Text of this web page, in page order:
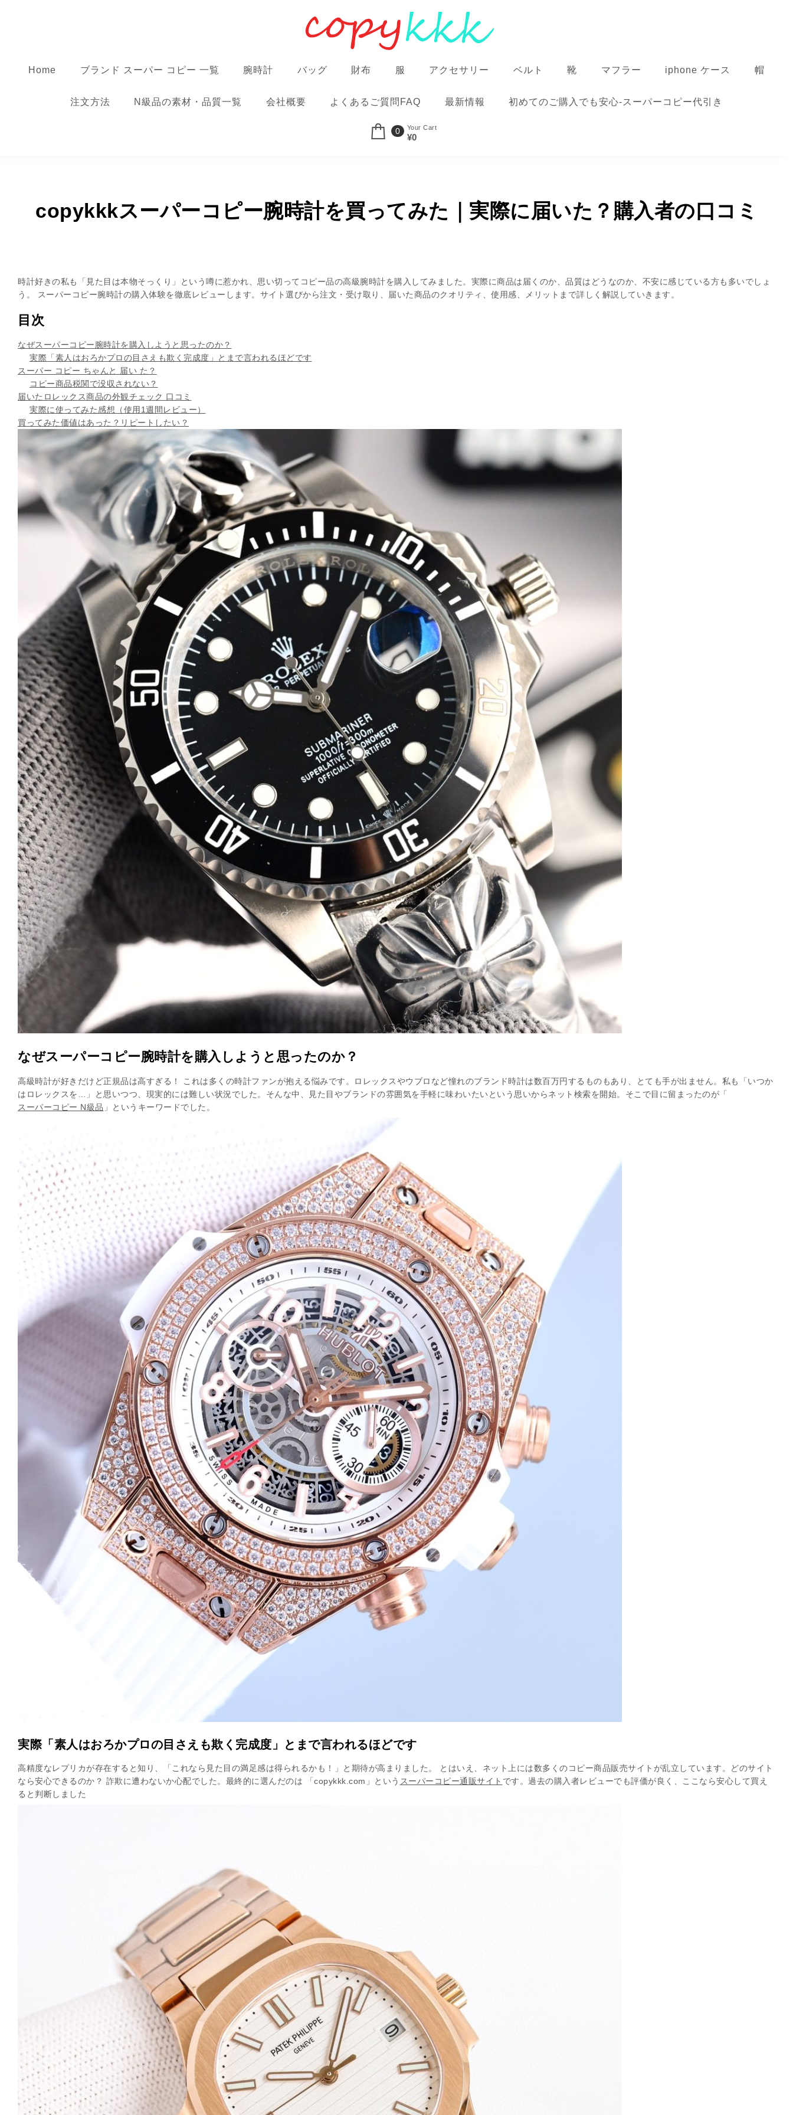
Home ブランド スーパー コピー 一覧 腕時計 バッグ 財布 服 アクセサリー ベルト 靴 マフラー iphone ケース 帽
注文方法 N級品の素材・品質一覧 会社概要 よくあるご質問FAQ 最新情報 初めてのご購入でも安心-スーパーコピー代引き
0 Your Cart
¥0
copykkkスーパーコピー腕時計を買ってみた｜実際に届いた？購入者の口コミ
時計好きの私も「見た目は本物そっくり」という噂に惹かれ、思い切って コピー品の高級腕時計を購入してみました。実際に商品は届くのか、品質はどうなのか、不安に感じている方も多いでしょ
う。 スーパーコピー腕時計の購入体験を徹底レビューします。サイト選びから注文・受け取り、届いた商品のクオリティ、使用感、メリットまで詳しく解説していきます。
目次
なぜスーパーコピー腕時計を購入しようと思ったのか？
実際「素人はおろかプロの目さえも欺く完成度」とまで言われるほどです
スーパー コピー ちゃんと 届い た？
コピー商品税関で没収されない？
届いたロレックス商品の外観チェック 口コミ
実際に使ってみた感想（使用1週間レビュー）
買ってみた価値はあった？リピートしたい？
なぜスーパーコピー腕時計を購入しようと思ったのか？
高級時計が好きだけど正規品は高すぎる！
これは多くの時計ファンが抱える悩みです。ロレックスやウブロなど憧れのブランド時計は数百万円するものもあり、とても手が出ません。私も「いつか
はロレックスを…」と思いつつ、現実的には難しい状況でした。そんな中、
見た目やブランドの雰囲気を手軽に味わいたい という思いからネット検索を開始。そこで目に留まったのが「
スーパーコピー N級品 」というキーワードでした。
実際「素人はおろかプロの目さえも欺く完成度」とまで言われるほどです
高精度なレプリカが存在すると知り、「これなら見た目の満足感は得られるかも！」と期待が高まりました。 とはいえ、ネット上には数多くのコピー商品販売サイトが乱立しています。どのサイト
なら安心できるのか？ 詐欺に遭わないか心配でした。最終的に選んだのは 「copykkk.com」という スーパーコピー通販サイト です。過去の購入者レビューでも評価が良く、ここなら安心して買え
ると判断しました